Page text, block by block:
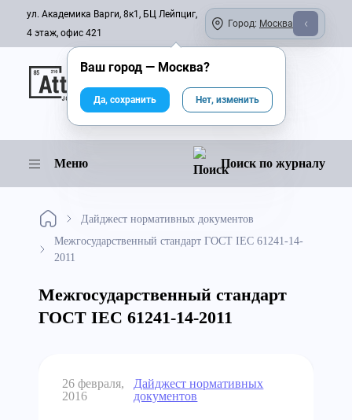
ул. Академика Варги, 8к1, БЦ Лейпциг,
4 этаж, офис 421
Город: Москва
Онлайн-журнал
Меню Поиск по журналу
Дайджест нормативных документов
Межгосударственный стандарт ГОСТ IEC 61241-14-
2011
Межгосударственный стандарт
ГОСТ IEC 61241-14-2011
26 февраля,
2016
Дайджест нормативных
документов
Ваш город — Москва?
Да, сохранить Нет, изменить